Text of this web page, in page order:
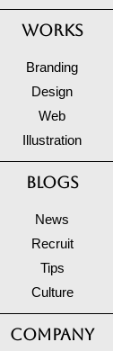
WORKS
Branding
Design
Web
Illustration
BLOGS
News
Recruit
Tips
Culture
COMPANY